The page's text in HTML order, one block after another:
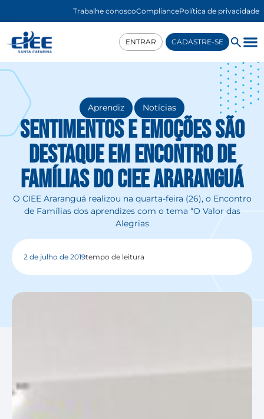
Trabalhe conoscoCompliancePolítica de privacidade
ENTRAR CADASTRE-SE
Aprendiz , Notícias
Sentimentos e emoções são
destaque em Encontro de
Famílias do CIEE Araranguá
O CIEE Araranguá realizou na quarta-feira (26), o Encontro
de Famílias dos aprendizes com o tema “O Valor das
Alegrias
2 de julho de 2019tempo de leitura